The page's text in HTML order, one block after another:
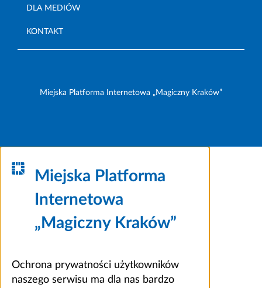
DLA MEDIÓW
KONTAKT
Miejska Platforma Internetowa „Magiczny Kraków”
Miejska Platforma
Internetowa
„Magiczny Kraków”
Ochrona prywatności użytkowników
naszego serwisu ma dla nas bardzo